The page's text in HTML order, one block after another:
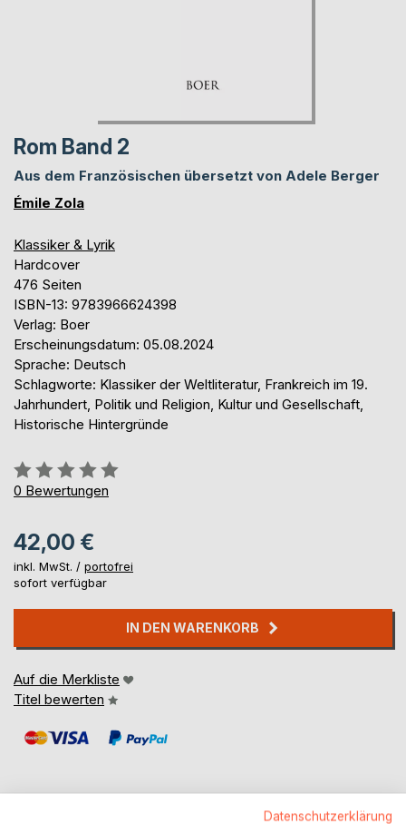
Rom Band 2
Aus dem Französischen übersetzt von Adele Berger
Émile Zola
Klassiker & Lyrik
Hardcover
476 Seiten
ISBN-13: 9783966624398
Verlag: Boer
Erscheinungsdatum: 05.08.2024
Sprache: Deutsch
Schlagworte: Klassiker der Weltliteratur, Frankreich im 19.
Jahrhundert, Politik und Religion, Kultur und Gesellschaft,
Historische Hintergründe
Bewertung::
0%
0 Bewertungen
42,00 €
inkl. MwSt. / portofrei
sofort verfügbar
IN DEN WARENKORB
Auf die Merkliste
Titel bewerten
Datenschutzerklärung